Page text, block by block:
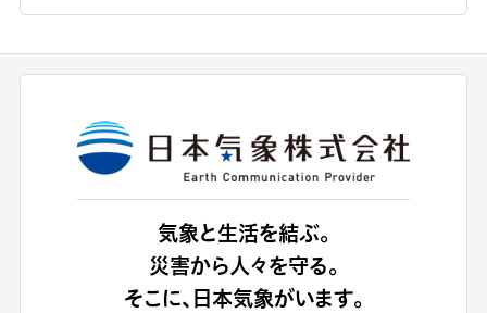
気象と生活を結ぶ。
災害から人々を守る。
そこに、日本気象がいます。